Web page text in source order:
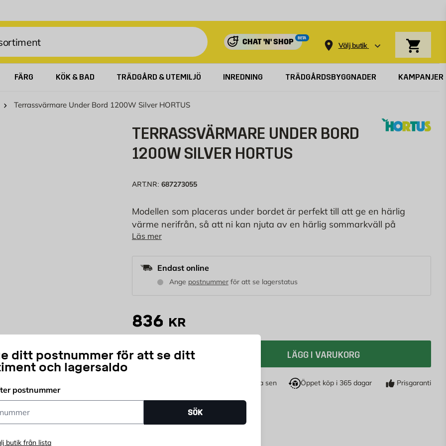
CHAT 'N' SHOP
BETA
Välj butik
ditt postnummer för att se ditt
och lagersaldo
postnummer
SÖK
butik från lista
FÄRG KÖK & BAD TRÄDGÅRD & UTEMILJÖ INREDNING TRÄDGÅRDSBYGGNADER KAMPANJER
Terrassvärmare Under Bord 1200W Silver HORTUS
TERRASSVÄRMARE UNDER BORD
1200W SILVER HORTUS
ART.NR: 687273055
Modellen som placeras under bordet är perfekt till att ge en härlig
värme nerifrån, så att ni kan njuta av en härlig sommarkväll på
terrassen med varma ben. Denna HORTUS terrassvärmare under
rör.
Läs mer
Endast online
Ange postnummerför att se lagerstatus
836 KR
st LÄGG I VARUKORG
Köp nu, betala sen Öppet köp i 365 dagar Prisgaranti